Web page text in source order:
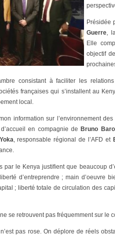
Présidée
Guerre,
Elle
objectif
consistant à faciliter les
françaises qui s’installent au
local.
information sur l’environnement
en compagnie de Bruno
, responsable régional de l’AFD et
par le Kenya justifient que beaucoup
liberté d’entreprendre ; main d’oeuvre
; liberté totale de circulation des
se retrouvent pas fréquemment sur le
pas rose. On déplore de réels